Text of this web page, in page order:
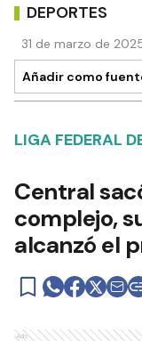
DEPORTES
31 de marzo de
Añadir como
LIGA FEDERAL
Central
complejo,
alcanzó el
Ads